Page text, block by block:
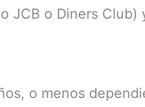
JCB o Diners Club)
o menos